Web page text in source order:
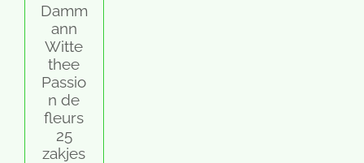
Damm
ann
Witte
thee
Passio
n de
fleurs
25
zakjes